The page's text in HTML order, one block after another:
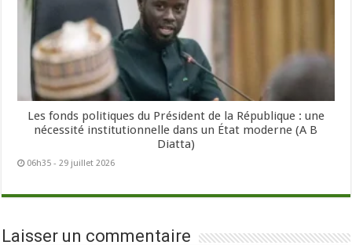
Les fonds politiques du Président de la République : une
nécessité institutionnelle dans un État moderne (A B
Diatta)
06h35 - 29 juillet 2026
Laisser un commentaire